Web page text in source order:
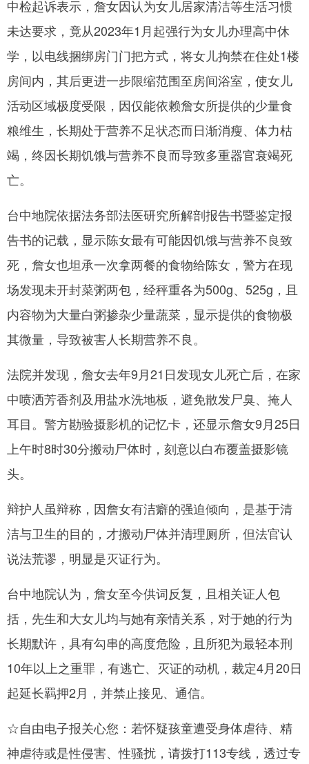
中检起诉表示，詹女因认为女儿居家清洁等生活习惯
未达要求，竟从2023年1月起强行为女儿办理高中休
学，以电线捆绑房门门把方式，将女儿拘禁在住处1楼
房间内，其后更进一步限缩范围至房间浴室，使女儿
活动区域极度受限，因仅能依赖詹女所提供的少量食
粮维生，长期处于营养不足状态而日渐消瘦、体力枯
竭，终因长期饥饿与营养不良而导致多重器官衰竭死
亡。
台中地院依据法务部法医研究所解剖报告书暨鉴定报
告书的记载，显示陈女最有可能因饥饿与营养不良致
死，詹女也坦承一次拿两餐的食物给陈女，警方在现
场发现未开封菜粥两包，经秤重各为500g、525g，且
内容物为大量白粥掺杂少量蔬菜，显示提供的食物极
其微量，导致被害人长期营养不良。
法院并发现，詹女去年9月21日发现女儿死亡后，在家
中喷洒芳香剂及用盐水洗地板，避免散发尸臭、掩人
耳目。警方勘验摄影机的记忆卡，还显示詹女9月25日
上午时8时30分搬动尸体时，刻意以白布覆盖摄影镜
头。
辩护人虽辩称，因詹女有洁癖的强迫倾向，是基于清
洁与卫生的目的，才搬动尸体并清理厕所，但法官认
说法荒谬，明显是灭证行为。
台中地院认为，詹女至今供词反复，且相关证人包
括，先生和大女儿均与她有亲情关系，对于她的行为
长期默许，具有勾串的高度危险，且所犯为最轻本刑
10年以上之重罪，有逃亡、灭证的动机，裁定4月20日
起延长羁押2月，并禁止接见、通信。
☆自由电子报关心您：若怀疑孩童遭受身体虐待、精
神虐待或是性侵害、性骚扰，请拨打113专线，透过专